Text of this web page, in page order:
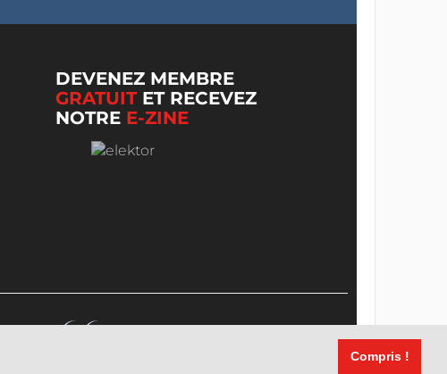
Compris !
DEVENEZ MEMBRE
GRATUITET RECEVEZ
NOTRE E-ZINE